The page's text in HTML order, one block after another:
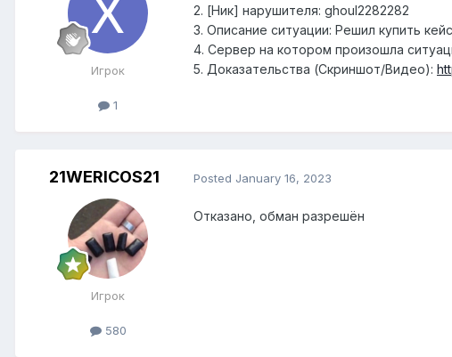
Игрок
1
2. [Ник] нарушителя: ghoul2282282
3. Описание ситуации: Решил купить
4. Сервер на котором произошла
5. Доказательства (Скриншот/Видео):
21WERICOS21
Игрок
580
Posted January 16, 2023
Отказано, обман разрешён